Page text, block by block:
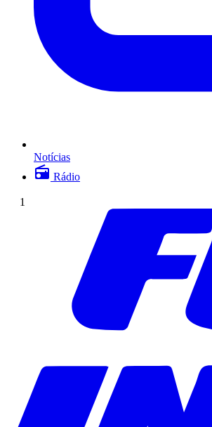
Notícias
Rádio
1